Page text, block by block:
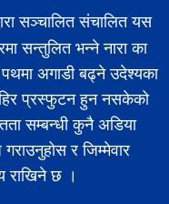
सञ्चालित संचालित यस
सन्तुलित भन्ने नारा का
अगाडी बढ्ने उदेश्यका
प्रस्फुटन हुन नसकेको
सम्बन्धी कुनै अडिया
र जिम्मेवार
राखिने छ ।